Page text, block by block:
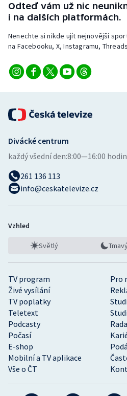
Odteď vám už nic
i na dalších platformách.
Nenechte si nikde ujít nejnovější
na Facebooku, X, Instagramu,
TV program
Pro
Živé vysílání
TV poplatky
Teletext
Podcasty
Počasí
E-shop
Mobilní a TV aplikace
Vše o ČT
Divácké centrum
každý všední den:8:00—16:00 hodin
261 136 113
info@ceskatelevize.cz
Vzhled
Světlý